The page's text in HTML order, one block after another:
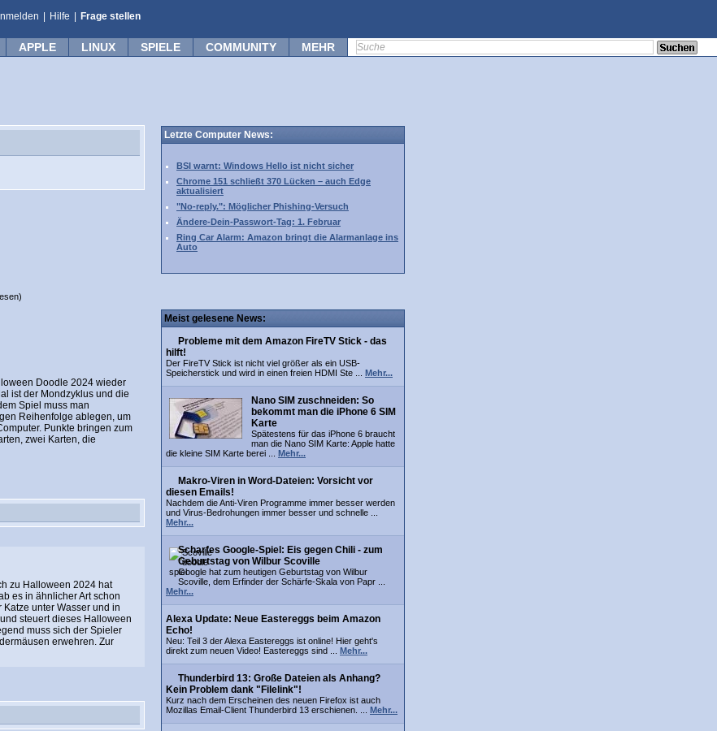
Hilfe Frage stellen
APPLE LINUX SPIELE COMMUNITY MEHR
Doodle 2024 wieder
ist der Mondzyklus und die
Spiel muss man
Reihenfolge ablegen, um
Punkte bringen zum
zwei Karten, die
zu Halloween 2024 hat
es in ähnlicher Art schon
unter Wasser und in
steuert dieses Halloween
muss sich der Spieler
erwehren. Zur
Letzte Computer News:
BSI warnt: Windows Hello ist nicht sicher
Chrome 151 schließt 370 Lücken – auch Edge
aktualisiert
"No-reply.": Möglicher Phishing-Versuch
Ändere-Dein-Passwort-Tag: 1. Februar
Ring Car Alarm: Amazon bringt die Alarmanlage ins
Auto
Meist gelesene News:
Probleme mit dem Amazon FireTV Stick - das
hilft!
Der FireTV Stick ist nicht viel größer als ein USB-
Speicherstick und wird in einen freien HDMI Ste ... Mehr...
Nano SIM zuschneiden: So
bekommt man die iPhone 6 SIM
Karte
Spätestens für das iPhone 6 braucht
man die Nano SIM Karte: Apple hatte
die kleine SIM Karte berei ... Mehr...
Makro-Viren in Word-Dateien: Vorsicht vor
diesen Emails!
Nachdem die Anti-Viren Programme immer besser werden
und Virus-Bedrohungen immer besser und schnelle ...
Mehr...
Scharfes Google-Spiel: Eis gegen Chili - zum
Geburtstag von Wilbur Scoville
Google hat zum heutigen Geburtstag von Wilbur
Scoville, dem Erfinder der Schärfe-Skala von Papr ...
Mehr...
Alexa Update: Neue Eastereggs beim Amazon
Echo!
Neu: Teil 3 der Alexa Eastereggs ist online! Hier geht's
direkt zum neuen Video! Eastereggs sind ... Mehr...
Thunderbird 13: Große Dateien als Anhang?
Kein Problem dank "Filelink"!
Kurz nach dem Erscheinen des neuen Firefox ist auch
Mozillas Email-Client Thunderbird 13 erschienen. ... Mehr...